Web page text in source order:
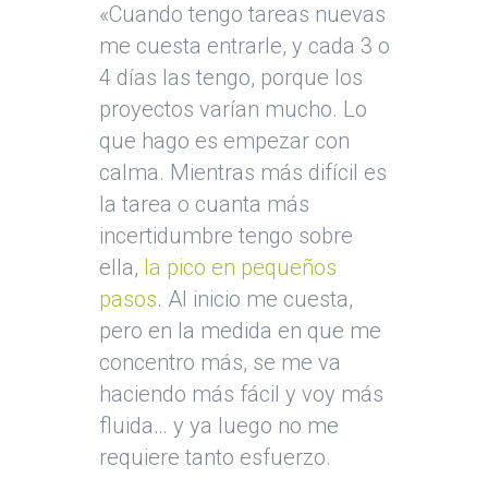
«Cuando tengo tareas nuevas
me cuesta entrarle, y cada 3 o
4 días las tengo, porque los
proyectos varían mucho. Lo
que hago es empezar con
calma. Mientras más difícil es
la tarea o cuanta más
incertidumbre tengo sobre
ella, la pico en pequeños
pasos. Al inicio me cuesta,
pero en la medida en que me
concentro más, se me va
haciendo más fácil y voy más
fluida… y ya luego no me
requiere tanto esfuerzo.